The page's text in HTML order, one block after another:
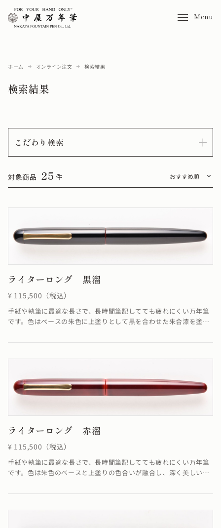
Menu
ホーム オンライン注文 検索結果
検索結果
こだわり検索
対象商品 25 件
ライターロング 黒溜
¥ 115,500（税込）
手紙や執筆に最適な長さで、長時間筆記してても疲れにくい万年筆
です。色はベースの朱色に上塗りとして黒を合わせた朱合漆を塗る
た仕上がりになっています。
ライターロング 赤溜
¥ 115,500（税込）
手紙や執筆に最適な長さで、長時間筆記してても疲れにくい万年筆
です。色は朱色のベースと上塗りの色合いが融合し、深く美しい赤
りの色合いが若干異なる場合がございます≫